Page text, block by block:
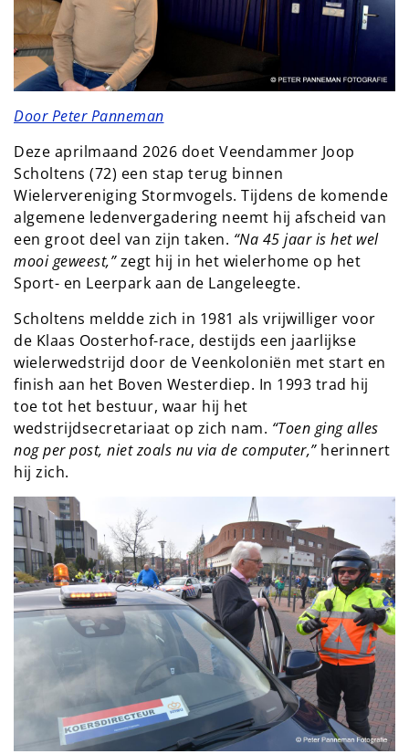
Door Peter Panneman
Deze aprilmaand 2026 doet Veendammer Joop
Scholtens (72) een stap terug binnen
Wielervereniging Stormvogels. Tijdens de komende
algemene ledenvergadering neemt hij afscheid van
een groot deel van zijn taken. “Na 45 jaar is het wel
mooi geweest,”zegt hij in het wielerhome op het
Sport- en Leerpark aan de Langeleegte.
Scholtens meldde zich in 1981 als vrijwilliger voor
de Klaas Oosterhof-race, destijds een jaarlijkse
wielerwedstrijd door de Veenkoloniën met start en
finish aan het Boven Westerdiep. In 1993 trad hij
toe tot het bestuur, waar hij het
wedstrijdsecretariaat op zich nam. “Toen ging alles
nog per post, niet zoals nu via de computer,”herinnert
hij zich.